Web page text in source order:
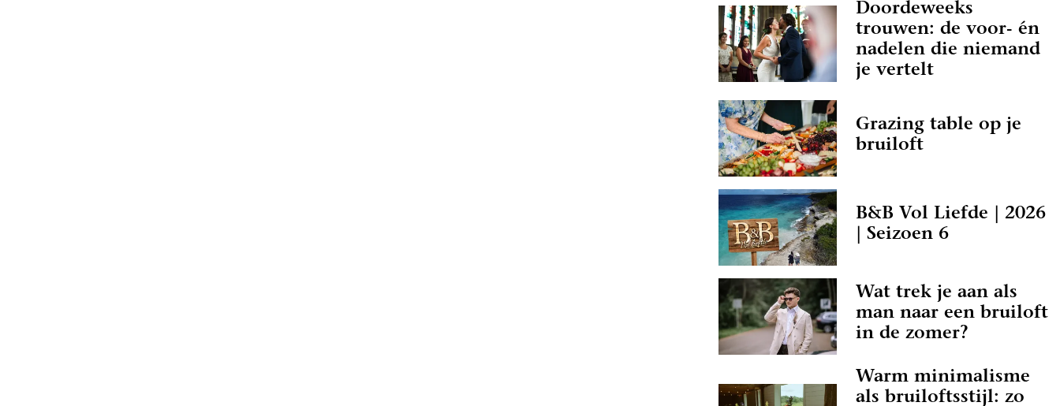
Doordeweeks
trouwen: de voor- én
nadelen die niemand
je vertelt
Grazing table op je
bruiloft
B&B Vol Liefde | 2026
| Seizoen 6
Wat trek je aan als
man naar een bruiloft
in de zomer?
Warm minimalisme
als bruiloftsstijl: zo